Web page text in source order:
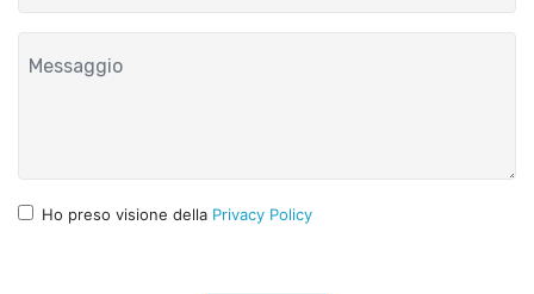
Ho preso visione della Privacy Policy